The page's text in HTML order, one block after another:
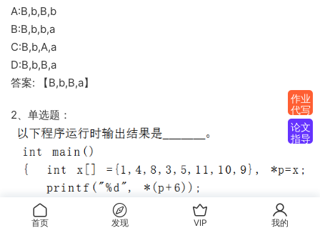
A:B,b,B,b
B:B,b,b,a
C:B,b,A,a
D:B,b,B,a
答案: 【B,b,B,a】
2、单选题：
作业
代写
论文
指导
首页 发现 VIP 我的